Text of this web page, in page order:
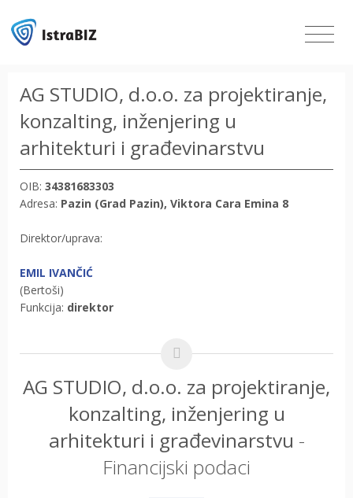
AG STUDIO, d.o.o. za projektiranje,
konzalting, inženjering u
arhitekturi i građevinarstvu
OIB: 34381683303
Adresa: Pazin (Grad Pazin), Viktora Cara Emina 8
Direktor/uprava:
EMIL IVANČIĆ
(Bertoši)
Funkcija: direktor
AG STUDIO, d.o.o. za projektiranje,
konzalting, inženjering u
arhitekturi i građevinarstvu -
Financijski podaci